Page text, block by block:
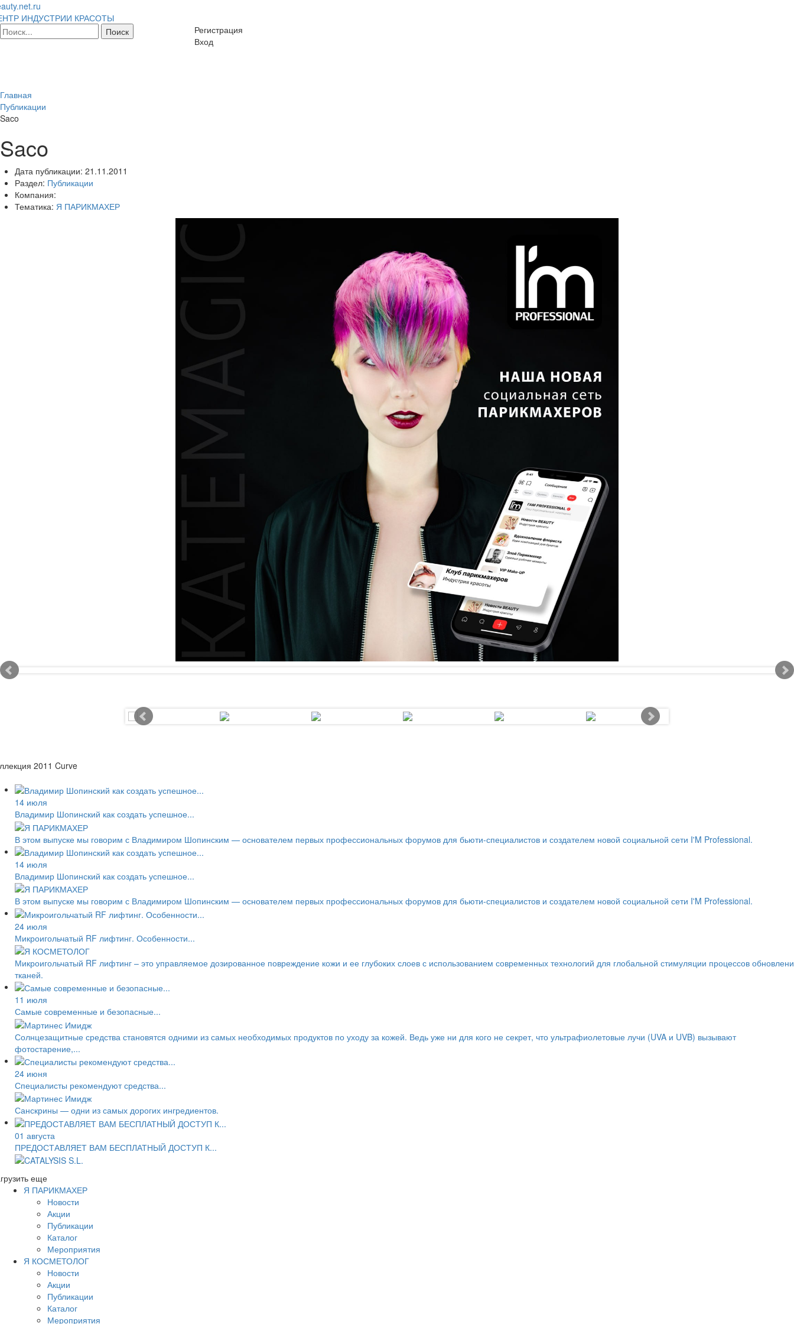
ИНДУСТРИИ КРАСОТЫ
Регистрация
Вход
Главная
Публикации
Saco
Saco
Дата публикации: 21.11.2011
Раздел: Публикации
Компания:
Тематика: Я ПАРИКМАХЕР
2011 Curve
14 июля
Владимир Шопинский как создать успешное...
В этом выпуске мы говорим с Владимиром Шопинским — основателем первых профессиональных форумов для бьюти-специалистов и создателем новой социальной сети I'M Professional.
14 июля
Владимир Шопинский как создать успешное...
В этом выпуске мы говорим с Владимиром Шопинским — основателем первых профессиональных форумов для бьюти-специалистов и создателем новой социальной сети I'M Professional.
24 июля
Микроигольчатый RF лифтинг. Особенности...
Микроигольчатый RF лифтинг – это управляемое дозированное повреждение кожи и ее глубоких слоев с использованием современных технологий для глобальной стимуляции процессов
тканей.
11 июля
Самые современные и безопасные...
Солнцезащитные средства становятся одними из самых необходимых продуктов по уходу за кожей. Ведь уже ни для кого не секрет, что ультрафиолетовые лучи (UVA и UVB) вызывают
фотостарение,...
24 июня
Специалисты рекомендуют средства...
Санскрины — одни из самых дорогих ингредиентов.
01 августа
ПРЕДОСТАВЛЯЕТ ВАМ БЕСПЛАТНЫЙ ДОСТУП К...
еще
Я ПАРИКМАХЕР
Новости
Акции
Публикации
Каталог
Мероприятия
Я КОСМЕТОЛОГ
Новости
Акции
Публикации
Каталог
Мероприятия